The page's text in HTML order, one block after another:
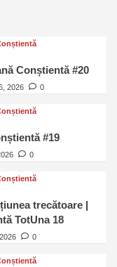
Conștientă #20
2026 0
#19
0
trecătoare |
TotUna 18
0